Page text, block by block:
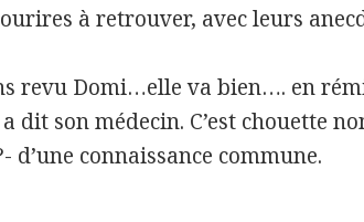
à retrouver, avec leurs
revu Domi…elle va bien…. en
son médecin. C’est chouette
d’une connaissance commune.